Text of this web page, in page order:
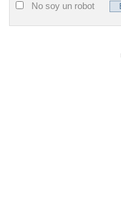
No soy un robot